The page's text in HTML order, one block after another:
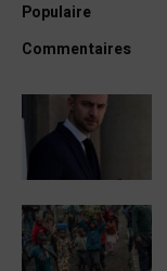
Populaire
Commentaires